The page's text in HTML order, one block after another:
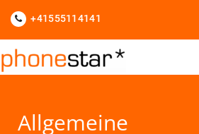
+41555114141
Allgemeine